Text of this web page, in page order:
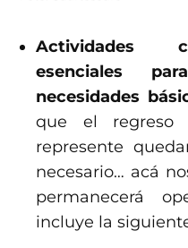
Actividades
esenciales
necesidades
que el
represente
necesario… acá
permanecerá
incluye la